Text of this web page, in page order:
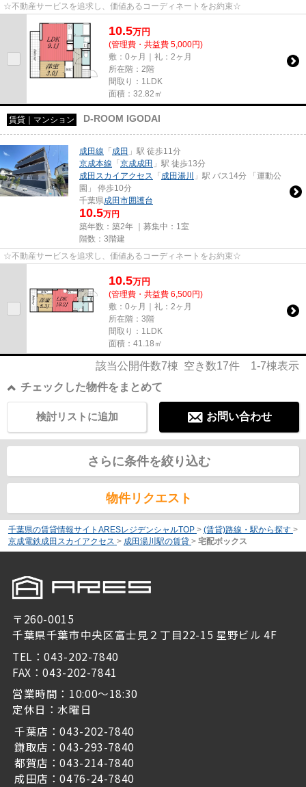
☆不動産サービスを追求し、価値あるコーディネートをお約束☆
10.5万円
(管理費・共益費 5,000円)
敷：0ヶ月｜礼：2ヶ月
所在階：2階
間取り：1LDK
面積：32.82㎡
賃貸｜マンション D-ROOM IGODAI
成田線 「成田 」駅 徒歩11分
京成本線 「京成成田 」駅 徒歩13分
成田スカイアクセス
「成田湯川
」駅 バス14分 「運動公
園」 停歩10分
千葉県成田市囲護台
10.5万円
築年数：築2年 ｜募集中： 1室
階数：3階建
☆不動産サービスを追求し、価値あるコーディネートをお約束☆
10.5万円
(管理費・共益費 6,500円)
敷：0ヶ月｜礼：2ヶ月
所在階：3階
間取り：1LDK
面積：41.18㎡
該当公開件数7棟 空き数17件 1-7棟表示
チェックした物件をまとめて
お問い合わせ
検討リストに追加
さらに条件を絞り込む
物件リクエスト
千葉県の賃貸情報サイトARESレジデンシャルTOP > (賃貸)路線・駅から探す >
京成電鉄成田スカイアクセス > 成田湯川駅の賃貸 > 宅配ボックス
〒260-0015
千葉県千葉市中央区富士見２丁目22-15 星野ビル 4F
TEL：043-202-7840
FAX：043-202-7841
営業時間：10:00～18:30
定休日：水曜日
千葉店：043-202-7840
鎌取店：043-293-7840
都賀店：043-214-7840
成田店：0476-24-7840